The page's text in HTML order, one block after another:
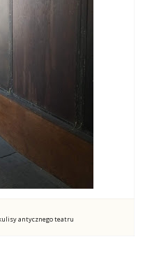
antycznego teatru